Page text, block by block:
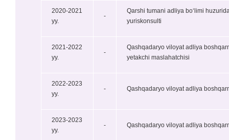
2020-2021
yy.
-
Qarshi tumani adliya bo‘limi
yuriskonsulti
2021-2022
yy.
-
Qashqadaryo viloyat adliya
yetakchi maslahatchisi
2022-2023
yy.
- Qashqadaryo viloyat adliya
2023-2023
yy.
- Qashqadaryo viloyat adliya